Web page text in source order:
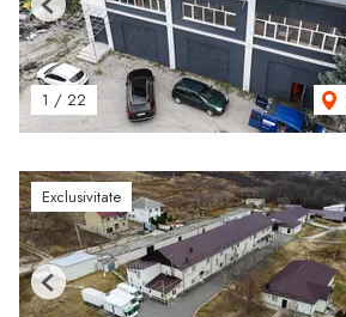
1 / 22
Previous
Exclusivitate
Previous